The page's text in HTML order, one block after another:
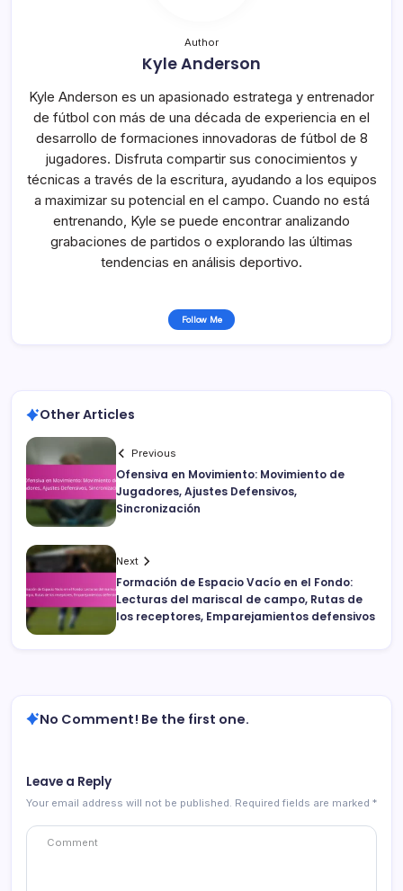
Author
Kyle Anderson
Kyle Anderson es un apasionado estratega y entrenador
de fútbol con más de una década de experiencia en el
desarrollo de formaciones innovadoras de fútbol de 8
jugadores. Disfruta compartir sus conocimientos y
técnicas a través de la escritura, ayudando a los equipos
a maximizar su potencial en el campo. Cuando no está
entrenando, Kyle se puede encontrar analizando
grabaciones de partidos o explorando las últimas
tendencias en análisis deportivo.
Follow Me
Other Articles
Previous
Ofensiva en Movimiento: Movimiento de
Jugadores, Ajustes Defensivos,
Sincronización
Next
Formación de Espacio Vacío en el Fondo:
Lecturas del mariscal de campo, Rutas de
los receptores, Emparejamientos defensivos
No Comment! Be the first one.
Leave a Reply
Your email address will not be published. Required fields are marked *